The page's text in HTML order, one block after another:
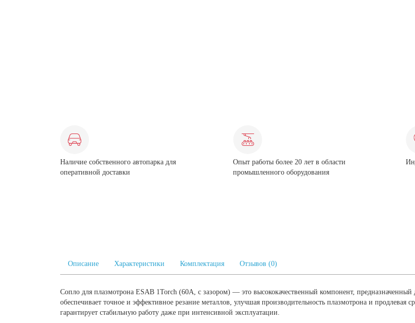
Наличие собственного автопарка для
оперативной доставки
Опыт работы более 20 лет в области
промышленного оборудования
Описание Характеристики Комплектация Отзывов (0)
Сопло для плазмотрона ESAB 1Torch (60А, с зазором) — это высококачественный компонент,
обеспечивает точное и эффективное резание металлов, улучшая производительность плазмотрона и
гарантирует стабильную работу даже при интенсивной эксплуатации.